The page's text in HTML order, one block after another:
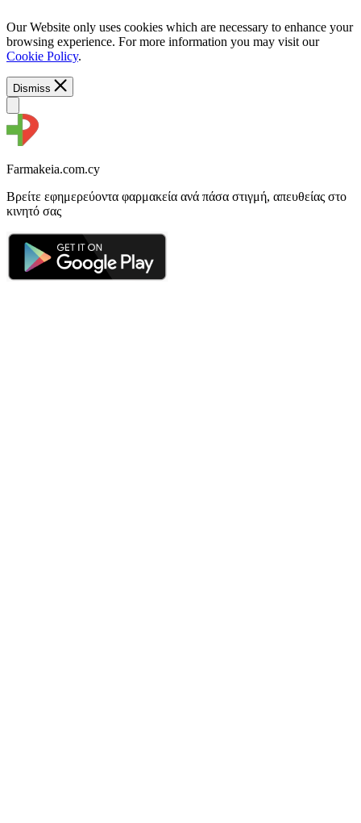
Our Website only uses cookies which are necessary to enhance your
browsing experience. For more information you may visit our
Cookie Policy.
Dismiss
Farmakeia.com.cy
Βρείτε εφημερεύοντα φαρμακεία ανά πάσα στιγμή, απευθείας στο
κινητό σας